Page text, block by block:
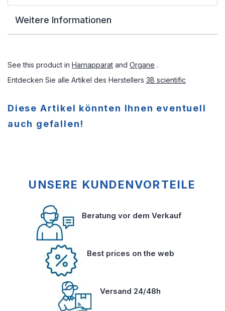
Weitere Informationen
See this product in Harnapparat and Organe .
Entdecken Sie alle Artikel des Herstellers 3B scientific
Diese Artikel könnten Ihnen eventuell
auch gefallen!
UNSERE KUNDENVORTEILE
Beratung vor dem Verkauf
Best prices on the web
Versand 24/48h